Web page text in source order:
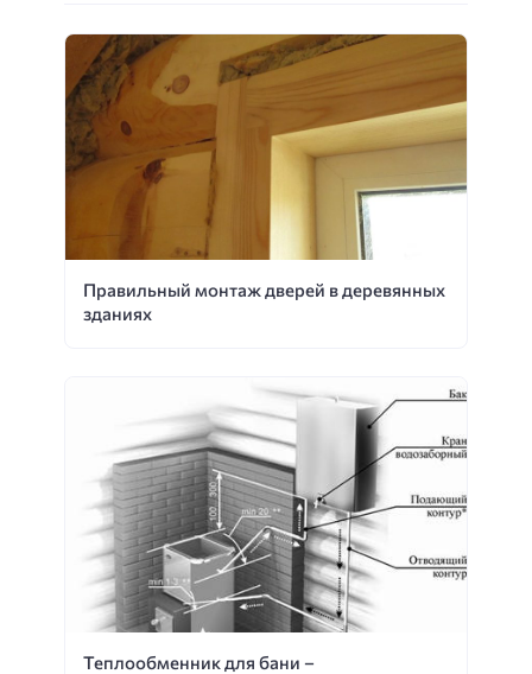
Правильный монтаж дверей в деревянных
зданиях
Теплообменник для бани –